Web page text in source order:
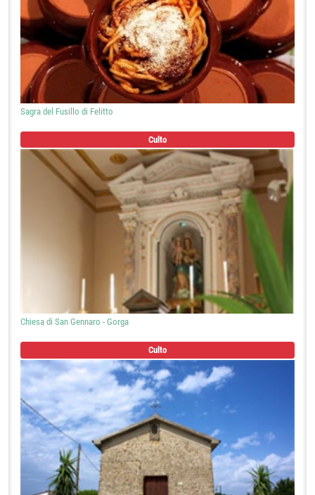
Sagra del Fusillo di Felitto
Culto
Chiesa di San Gennaro - Gorga
Culto